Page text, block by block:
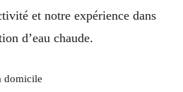
et notre expérience dans
d’eau chaude.
domicile